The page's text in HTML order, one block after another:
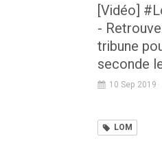
[Vidéo]
-
tribune
seconde
10 Sep 2019
LOM